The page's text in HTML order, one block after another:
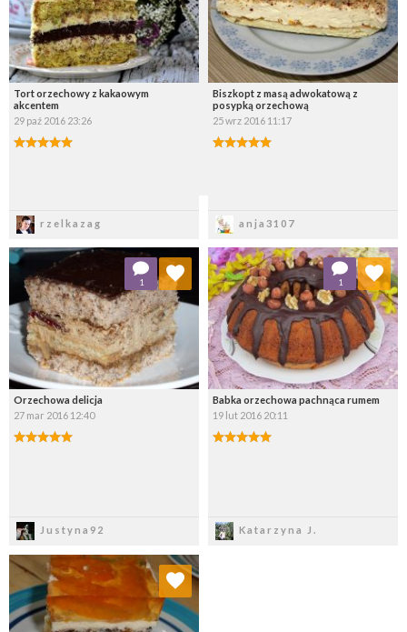
Tort orzechowy z kakaowym
akcentem
29 paź 2016 23:26
rzelkazag
Biszkopt z masą adwokatową z
posypką orzechową
25 wrz 2016 11:17
anja3107
Orzechowa delicja
27 mar 2016 12:40
Justyna92
1
Dodaj do ulubionych
Wybierz listę:
Babka orzechowa pachnąca rumem
19 lut 2016 20:11
Katarzyna J.
1
Dodaj do ulubionych
Wybierz listę:
Dodaj do ulubionych
Wybierz listę: